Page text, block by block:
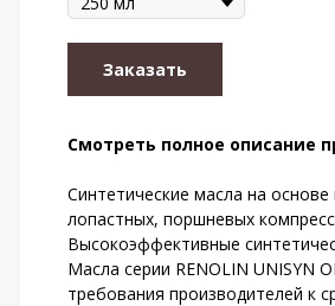
Заказать
Смотреть полное описание
Cинтетические масла на
лопастных, поршневых
Высокоэффективные
Масла серии RENOLIN UNISYN
требования производителей к